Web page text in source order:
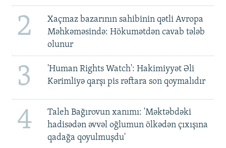
2
Xaçmaz bazarının sahibinin qətli Avropa
Məhkəməsində: Hökumətdən cavab tələb
olunur
3
'Human Rights Watch': Hakimiyyət Əli
Kərimliyə qarşı pis rəftara son qoymalıdır
4
Taleh Bağırovun xanımı: 'Məktəbdəki
hadisədən əvvəl oğlumun ölkədən çıxışına
qadağa qoyulmuşdu'